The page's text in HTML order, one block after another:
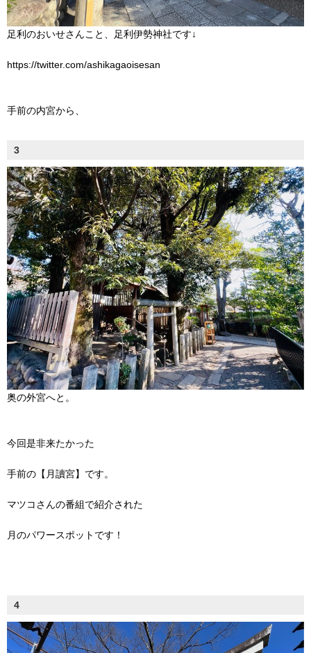
足利のおいせさんこと、足利伊勢神社です↓
https://twitter.com/ashikagaoisesan
手前の内宮から、
3
奥の外宮へと。
今回是非来たかった
手前の【月讀宮】です。
マツコさんの番組で紹介された
月のパワースポットです！
4